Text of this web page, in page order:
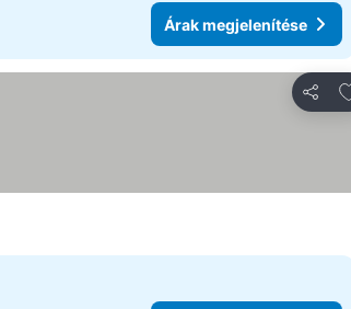
Árak megjelenítése